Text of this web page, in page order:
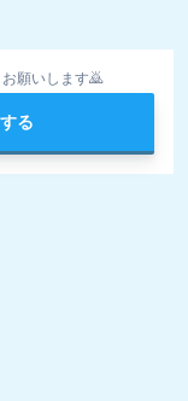
願いします🙇
る